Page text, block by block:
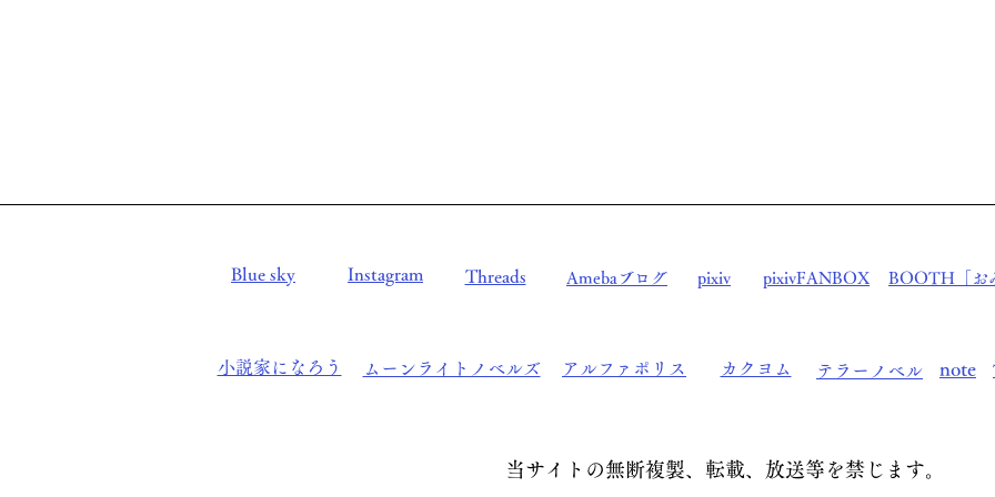
Blue sky Instagram Threads Amebaブログ pixiv pixivFANBOX BOOTH「お
小説家になろう ムーンライトノベルズ アルファポリス カクヨム テラーノベル note
当サイトの無断複製、転載、放送等を禁じます。